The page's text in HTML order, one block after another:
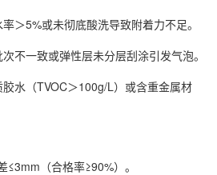
＞5%或未彻底酸洗导致附着力不足。
不一致或弹性层未分层刮涂引发气泡。
胶水（TVOC＞100g/L）或含重金属材
≤3mm（合格率≥90%）。